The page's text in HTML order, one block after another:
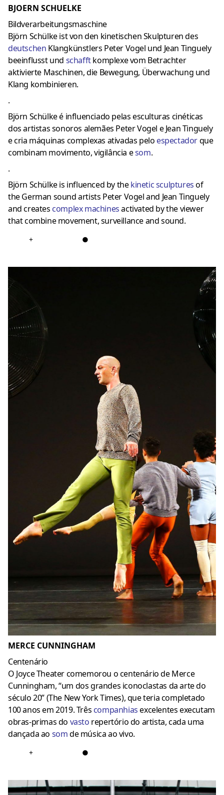
BJOERN SCHUELKE
Bildverarbeitungsmaschine
Björn Schülke ist von den kinetischen Skulpturen des
deutschen Klangkünstlers Peter Vogel und Jean Tinguely
beeinflusst und schafftkomplexe vom Betrachter
aktivierte Maschinen, die Bewegung, Überwachung und
Klang kombinieren.
.
Björn Schülke é influenciado pelas esculturas cinéticas
dos artistas sonoros alemães Peter Vogel e Jean Tinguely
e cria máquinas complexas ativadas pelo espectadorque
combinam movimento, vigilância esom.
.
Björn Schülke is influenced by thekinetic sculptures of
the German sound artists Peter Vogel and Jean Tinguely
and creates complex machines activated by the viewer
that combine movement, surveillance and sound.
+ ●
MERCE CUNNINGHAM
Centenário
O Joyce Theater comemorou o centenário de Merce
Cunningham, “um dos grandes iconoclastas da arte do
século 20” (The New York Times), que teria completado
100 anos em 2019. Três companhiasexcelentes executam
obras-primas do vasto repertório do artista, cada uma
dançada ao somde música ao vivo.
+ ●